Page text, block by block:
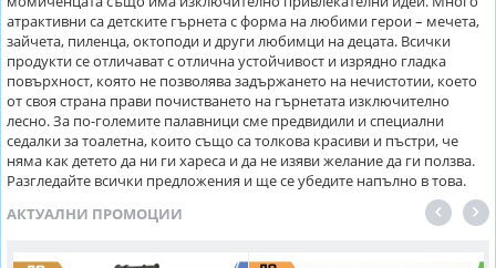
атрактивни са детските гърнета с форма на любими герои – мечета,
зайчета, пиленца, октоподи и други любимци на децата. Всички
продукти се отличават с отлична устойчивост и изрядно гладка
повърхност, която не позволява задържането на нечистотии, което
от своя страна прави почистването на гърнетата изключително
лесно. За по-големите палавници сме предвидили и специални
седалки за тоалетна, които също са толкова красиви и пъстри, че
няма как детето да ни ги хареса и да не изяви желание да ги ползва.
Разгледайте всички предложения и ще се убедите напълно в това.
АКТУАЛНИ ПРОМОЦИИ